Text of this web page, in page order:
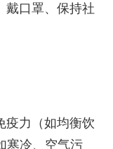
戴口罩、保持社
疫力（如均衡饮
寒冷、空气污